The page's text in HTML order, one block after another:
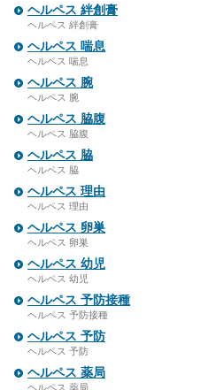
ヘルペス 絆創膏
ヘルペス 絆創膏
ヘルペス 喘息
ヘルペス 喘息
ヘルペス 腕
ヘルペス 腕
ヘルペス 脇腹
ヘルペス 脇腹
ヘルペス 脇
ヘルペス 脇
ヘルペス 理由
ヘルペス 理由
ヘルペス 卵巣
ヘルペス 卵巣
ヘルペス 幼児
ヘルペス 幼児
ヘルペス 予防接種
ヘルペス 予防接種
ヘルペス 予防
ヘルペス 予防
ヘルペス 薬局
ヘルペス 薬局